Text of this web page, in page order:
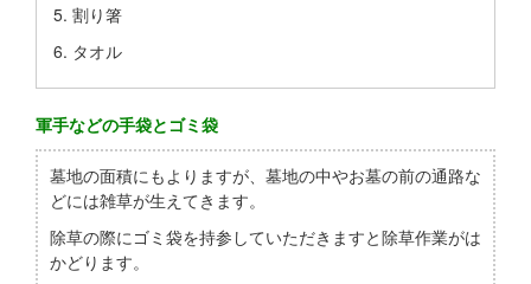
割り箸
タオル
軍手などの手袋とゴミ袋
墓地の面積にもよりますが、墓地の中やお墓の前の通路な
どには雑草が生えてきます。
除草の際にゴミ袋を持参していただきますと除草作業がは
かどります。